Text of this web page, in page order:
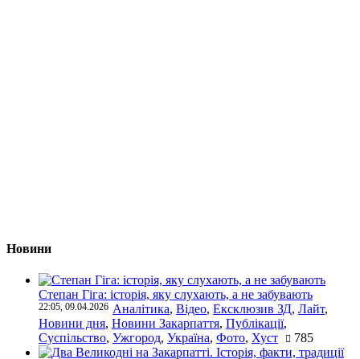
Новини
Степан Гіга: історія, яку слухають, а не забувають
22:05, 09.04.2026 Аналітика, Відео, Ексклюзив ЗД, Лайт,
Новини дня, Новини Закарпаття, Публікації,
Суспільство, Ужгород, Україна, Фото, Хуст 785